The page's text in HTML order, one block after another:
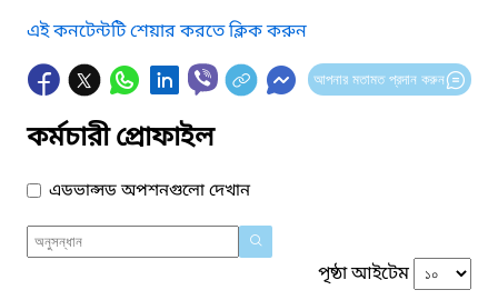
এই কনটেন্টটি শেয়ার করতে ক্লিক করুন
আপনার মতামত প্রদান করুন
কর্মচারী প্রোফাইল
এডভান্সড অপশনগুলো দেখান
পৃষ্ঠা আইটেম